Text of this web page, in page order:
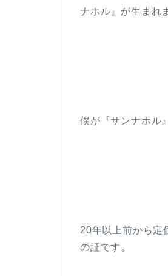
ナホル』が生まれ
僕が『サンナホル
20年以上前から定
の証です。